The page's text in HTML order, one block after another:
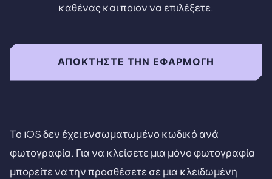
καθένας και ποιον να επιλέξετε.
ΑΠΟΚΤΉΣΤΕ ΤΗΝ ΕΦΑΡΜΟΓΉ
Το iOS δεν έχει ενσωματωμένο κωδικό ανά
φωτογραφία. Για να κλείσετε μια μόνο φωτογραφία
μπορείτε να την προσθέσετε σε μια κλειδωμένη